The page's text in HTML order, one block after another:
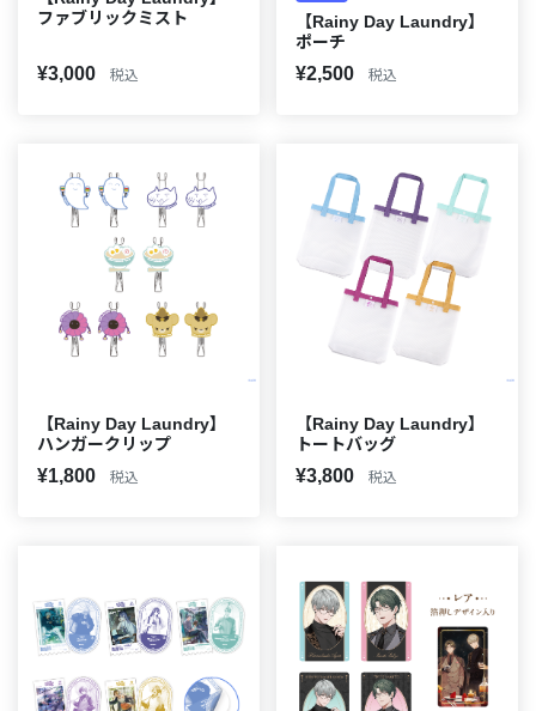
ファブリックミスト
¥3,000 税込
【Rainy Day Laundry】
ポーチ
¥2,500 税込
【Rainy Day Laundry】
ハンガークリップ
¥1,800 税込
【Rainy Day Laundry】
トートバッグ
¥3,800 税込